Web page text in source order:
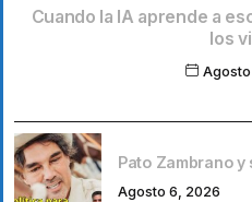
Cuando la IA aprende a
los
Pato Zambrano
Agosto 6, 2026